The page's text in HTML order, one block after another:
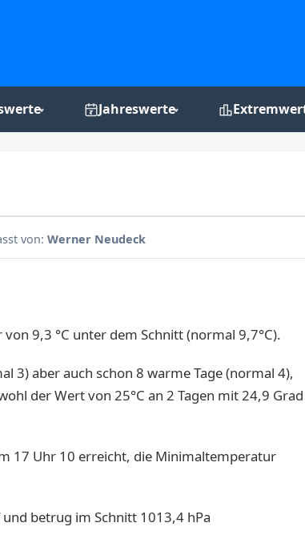
Jahreswerte
von: Werner Neudeck
9,3 °C unter dem Schnitt (normal 9,7°C).
3) aber auch schon 8 warme Tage (normal 4),
der Wert von 25°C an 2 Tagen mit 24,9 Grad
17 Uhr 10 erreicht, die Minimaltemperatur
betrug im Schnitt 1013,4 hPa